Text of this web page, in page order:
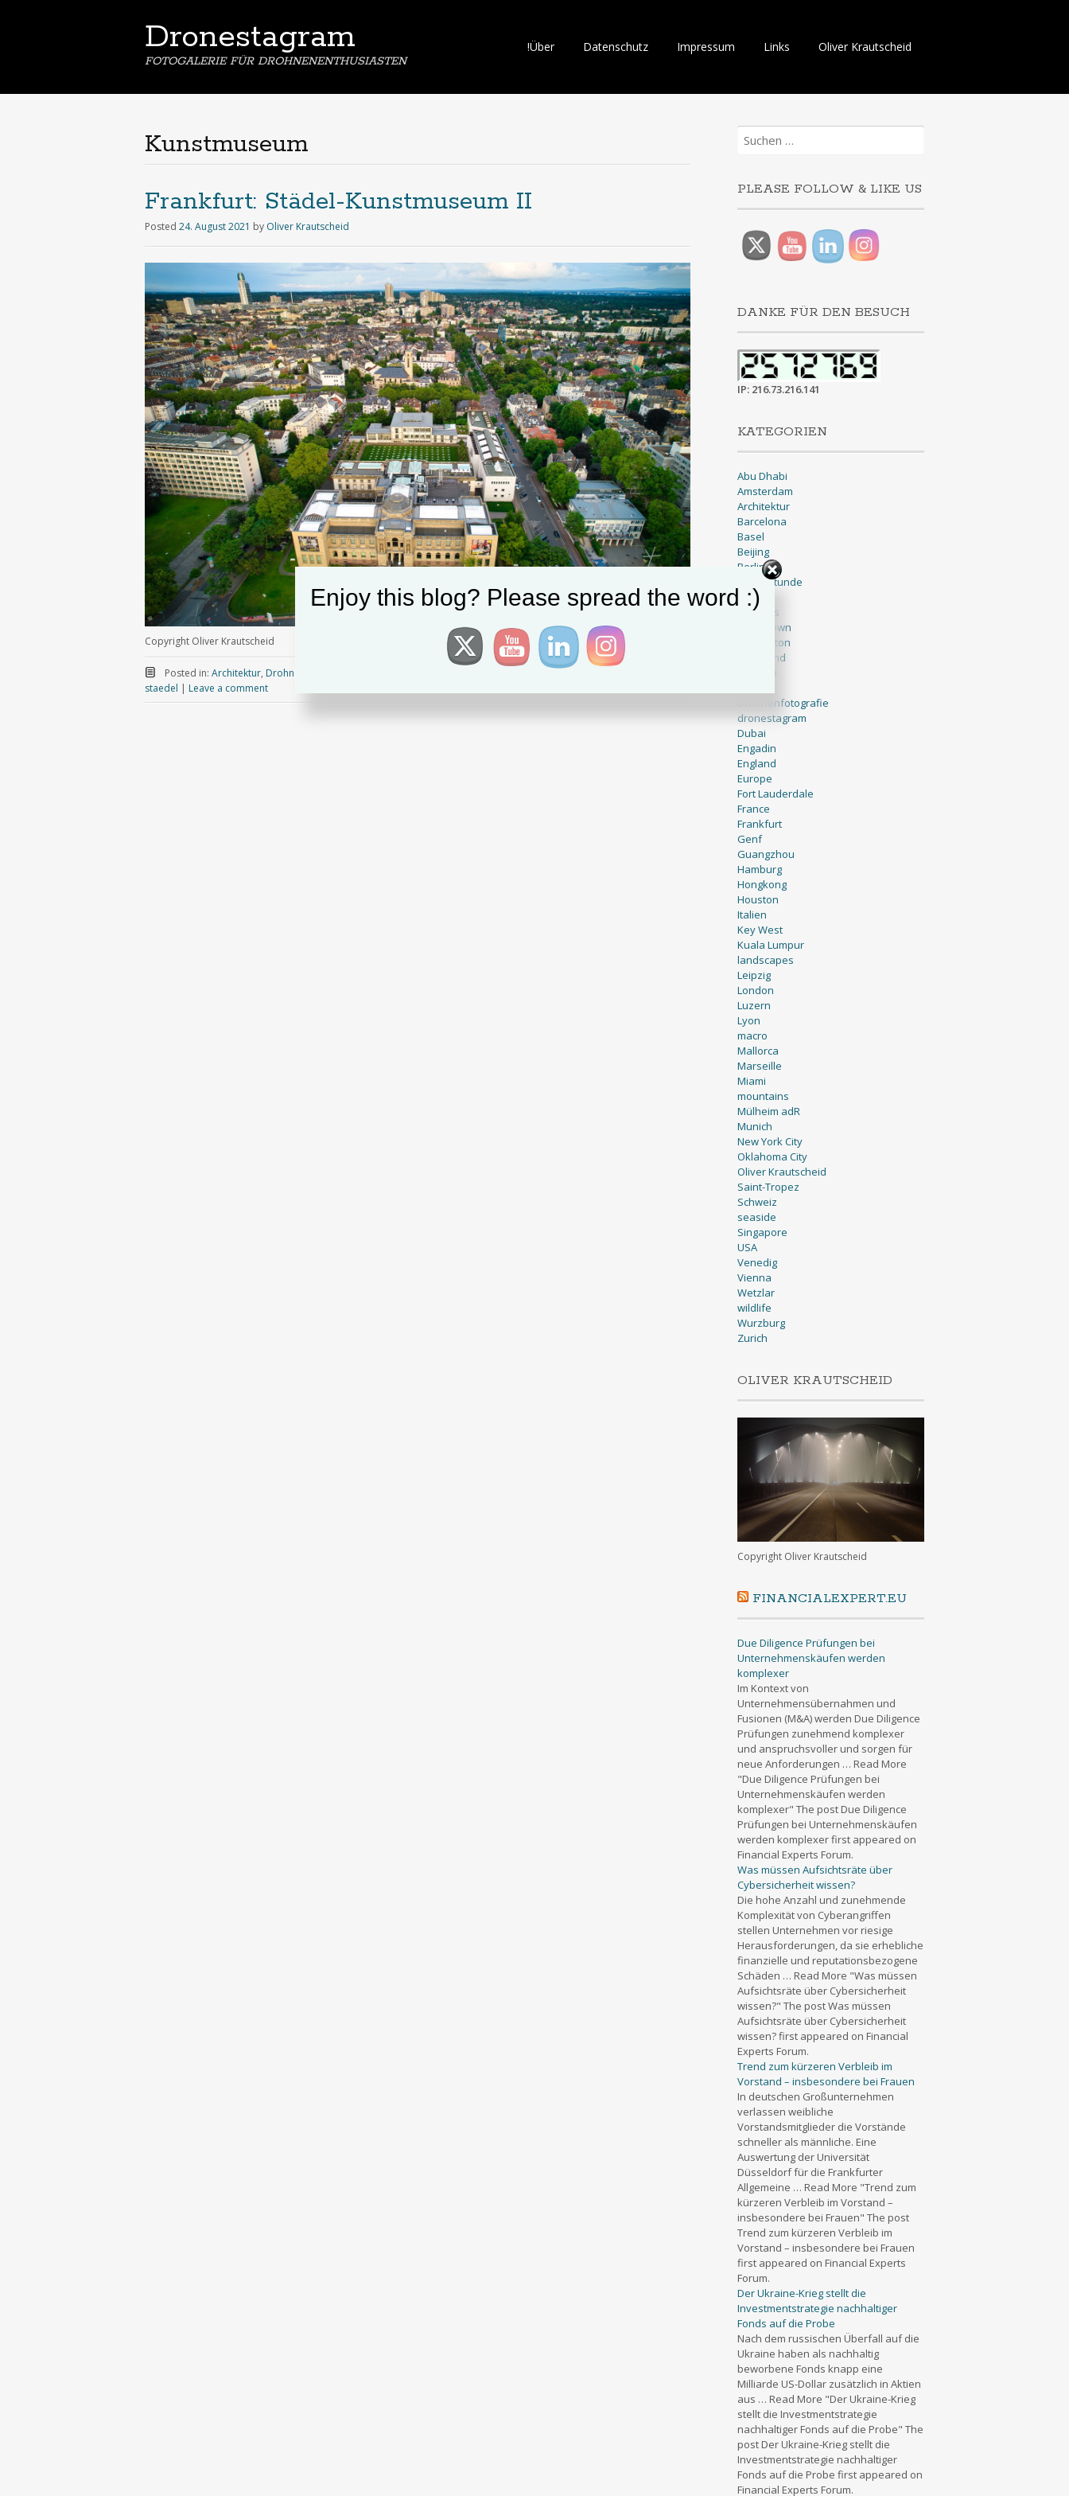
Dronestagram
FOTOGALERIE FÜR DROHNENENTHUSIASTEN
Skip
!Über Datenschutz Impressum Links Oliver Krautscheid
Kunstmuseum
Frankfurt: Städel-Kunstmuseum II
Posted 24. August 2021 by Oliver Krautscheid
Copyright Oliver Krautscheid
Posted in: Architektur, Drohnenfotografie Frankfurt
staedel | Leave a comment
Suchen
nach:
PLEASE FOLLOW & LIKE US
DANKE FÜR DEN BESUCH
IP: 216.73.216.141
KATEGORIEN
Abu Dhabi
Amsterdam
Architektur
Barcelona
Basel
Beijing
Berlin
Blaue Stunde
BNW
Brussels
Cape Town
Charleston
Cleveland
Cologne
Drohnenfotografie
dronestagram
Dubai
Engadin
England
Europe
Fort Lauderdale
France
Frankfurt
Genf
Guangzhou
Hamburg
Hongkong
Houston
Italien
Key West
Kuala Lumpur
landscapes
Leipzig
London
Luzern
Lyon
macro
Mallorca
Marseille
Miami
mountains
Mülheim adR
Munich
New York City
Oklahoma City
Oliver Krautscheid
Saint-Tropez
Schweiz
seaside
Singapore
USA
Venedig
Vienna
Wetzlar
wildlife
Wurzburg
Zurich
OLIVER KRAUTSCHEID
Copyright Oliver Krautscheid
FINANCIALEXPERT.EU
Due Diligence Prüfungen bei
Unternehmenskäufen werden
komplexer
Im Kontext von
Unternehmensübernahmen und
Fusionen (M&A) werden Due Diligence
Prüfungen zunehmend komplexer
und anspruchsvoller und sorgen für
neue Anforderungen … Read More
"Due Diligence Prüfungen bei
Unternehmenskäufen werden
komplexer" The post Due Diligence
Prüfungen bei Unternehmenskäufen
werden komplexer first appeared on
Financial Experts Forum.
Was müssen Aufsichtsräte über
Cybersicherheit wissen?
Die hohe Anzahl und zunehmende
Komplexität von Cyberangriffen
stellen Unternehmen vor riesige
Herausforderungen, da sie erhebliche
finanzielle und reputationsbezogene
Schäden … Read More "Was müssen
Aufsichtsräte über Cybersicherheit
wissen?" The post Was müssen
Aufsichtsräte über Cybersicherheit
wissen? first appeared on Financial
Experts Forum.
Trend zum kürzeren Verbleib im
Vorstand – insbesondere bei Frauen
In deutschen Großunternehmen
verlassen weibliche
Vorstandsmitglieder die Vorstände
schneller als männliche. Eine
Auswertung der Universität
Düsseldorf für die Frankfurter
Allgemeine … Read More "Trend zum
kürzeren Verbleib im Vorstand –
insbesondere bei Frauen" The post
Trend zum kürzeren Verbleib im
Vorstand – insbesondere bei Frauen
first appeared on Financial Experts
Forum.
Der Ukraine-Krieg stellt die
Investmentstrategie nachhaltiger
Fonds auf die Probe
Nach dem russischen Überfall auf die
Ukraine haben als nachhaltig
beworbene Fonds knapp eine
Milliarde US-Dollar zusätzlich in Aktien
aus … Read More "Der Ukraine-Krieg
stellt die Investmentstrategie
nachhaltiger Fonds auf die Probe" The
post Der Ukraine-Krieg stellt die
Investmentstrategie nachhaltiger
Fonds auf die Probe first appeared on
Financial Experts Forum.
Enjoy this blog? Please spread the word :)